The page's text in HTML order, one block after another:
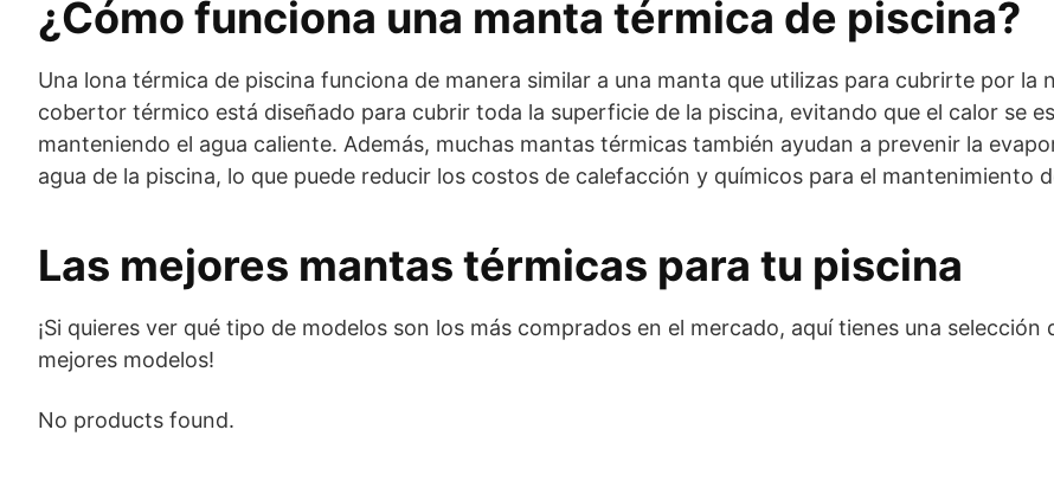
¿Cómo funciona una manta térmica de piscina?
Una lona térmica de piscina funciona de manera similar a una manta que utilizas para cubrirte por la
cobertor térmico está diseñado para cubrir toda la superficie de la piscina, evitando que el calor se
manteniendo el agua caliente. Además, muchas mantas térmicas también ayudan a prevenir la
agua de la piscina, lo que puede reducir los costos de calefacción y químicos para el mantenimiento
Las mejores mantas térmicas para tu piscina
¡Si quieres ver qué tipo de modelos son los más comprados en el mercado, aquí tienes una selección
mejores modelos!
No products found.